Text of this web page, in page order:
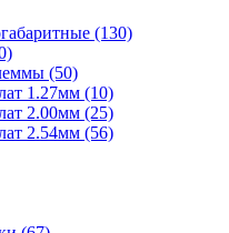
(130)
(50)
1.27мм (10)
2.00мм (25)
2.54мм (56)